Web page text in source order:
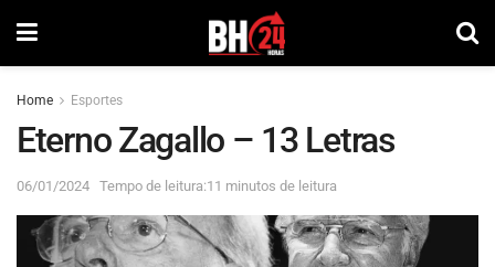
Home Esportes
Eterno Zagallo – 13 Letras
06/01/2024 Tempo de leitura:11 minutos de leitura